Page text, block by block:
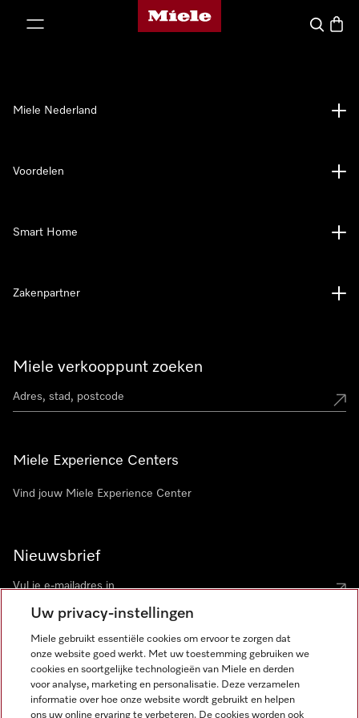
Homepage van Miele
Wat zoek
Miele verkooppunt zoeken
Miele Experience Centers
Vind jouw Miele Experience Center
Nieuwsbrief
Miele Nederland
Voordelen
Smart Home
Zakenpartner
Miele op Instagram
Miele op Facebook
Miele op Youtube
Uw privacy-instellingen
Miele gebruikt essentiële cookies om ervoor te zorgen dat
onze website goed werkt. Met uw toestemming gebruiken we
cookies en soortgelijke technologieën van Miele en derden
voor analyse, marketing en personalisatie. Deze verzamelen
informatie over hoe onze website wordt gebruikt en helpen
ons uw online ervaring te verbeteren. De cookies worden ook